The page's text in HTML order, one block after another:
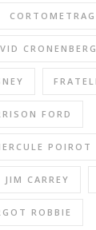
CRONENBERG
FORD
POIROT
JIM CARREY
ROBBIE